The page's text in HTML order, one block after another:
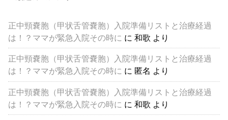
正中頸嚢胞（甲状舌管嚢胞）入院準備リストと治療経過
は！？ママが緊急入院その時に に和歌 より
正中頸嚢胞（甲状舌管嚢胞）入院準備リストと治療経過
は！？ママが緊急入院その時に に 匿名 より
正中頸嚢胞（甲状舌管嚢胞）入院準備リストと治療経過
は！？ママが緊急入院その時に に和歌 より